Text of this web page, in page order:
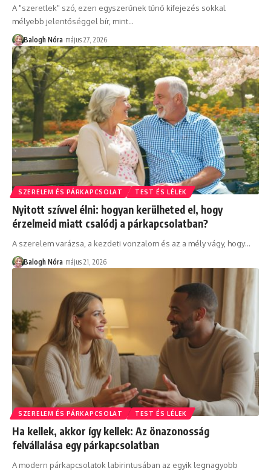
A "szeretlek" szó, ezen egyszerűnek tűnő kifejezés sokkal
mélyebb jelentőséggel bír, mint…
Balogh Nóra május 27, 2026
SZERELEM ÉS PÁRKAPCSOLAT TEST ÉS LÉLEK
Nyitott szívvel élni: hogyan kerülheted el, hogy
érzelmeid miatt csalódj a párkapcsolatban?
A szerelem varázsa, a kezdeti vonzalom és az a mély vágy, hogy…
Balogh Nóra május 21, 2026
SZERELEM ÉS PÁRKAPCSOLAT TEST ÉS LÉLEK
Ha kellek, akkor így kellek: Az önazonosság
felvállalása egy párkapcsolatban
A modern párkapcsolatok labirintusában az egyik legnagyobb